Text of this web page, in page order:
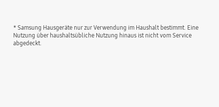
* Samsung Hausgeräte nur zur Verwendung im Haushalt bestimmt. Eine
Nutzung über haushaltsübliche Nutzung hinaus ist nicht vom Service
abgedeckt.